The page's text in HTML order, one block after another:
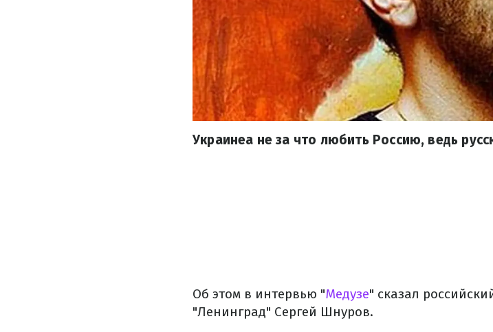
Украинеа не за что любить Россию, ведь
Об этом в интервью "Медузе" сказал
"Ленинград" Сергей Шнуров.